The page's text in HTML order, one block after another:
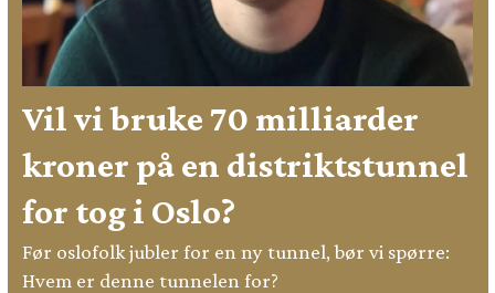
Vil vi bruke 70 milliarder
kroner på en distriktstunnel
for tog i Oslo?
Før oslofolk jubler for en ny tunnel, bør vi spørre:
Hvem er denne tunnelen for?